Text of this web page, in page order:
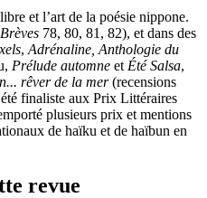
et l’art de la poésie nippone.
Brèves 78, 80, 81, 82), et dans des
,Adrénaline, Anthologie du
Prélude automne etÉté Salsa,
rêver de la mer(recensions
finaliste aux Prix Littéraires
plusieurs prix et mentions
de haïku et de haïbun en
revue